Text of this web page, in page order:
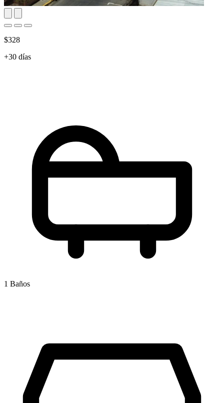
$328
+30 días
1 Baños